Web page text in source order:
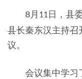
8月 11 日，县
县长秦东汉主持召
议。
会议集中学习